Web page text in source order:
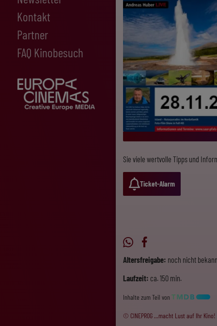
Kontakt
Partner
FAQ Kinobesuch
Sie viele wertvolle Tipps und
Ticket-Alarm
Altersfreigabe: noch nicht
Laufzeit: ca. 150 min.
Inhalte zum Teil von
© CINEPROG ...macht Lust auf Ihr Kino!